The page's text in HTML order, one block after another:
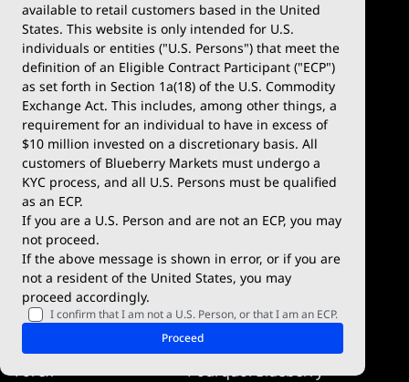
available to retail customers based in the United
States. This website is only intended for U.S.
individuals or entities ("U.S. Persons") that meet the
definition of an Eligible Contract Participant ("ECP")
as set forth in Section 1a(18) of the U.S. Commodity
Exchange Act. This includes, among other things, a
requirement for an individual to have in excess of
$10 million invested on a discretionary basis. All
customers of Blueberry Markets must undergo a
KYC process, and all U.S. Persons must be qualified
as an ECP.
If you are a U.S. Person and are not an ECP, you may
not proceed.
If the above message is shown in error, or if you are
not a resident of the United States, you may
proceed accordingly.
I confirm that I am not a U.S. Person, or that I am an ECP.
Proceed
Négocier
Types de comptes
Compte démo
Dépôts et retraits
Conditions de trading
Blueberry Premium
Plateformes
MetaTrader 4
MetaTrader 5
TradingView
Blueberry X
WebTrader
Blueberry Social
cTrader
Forex
Compagnie
Pourquoi Blueberry